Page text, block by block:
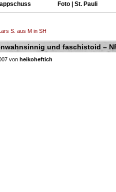
Foto | St. Pauli
S. aus M in SH
und faschistoid –
von heikoheftich